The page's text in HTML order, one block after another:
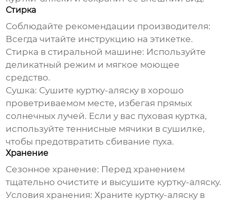
Стирка
Соблюдайте рекомендации производителя:
Всегда читайте инструкцию на этикетке.
Стирка в стиральной машине: Используйте
деликатный режим и мягкое моющее
средство.
Сушка: Сушите куртку-аляску в хорошо
проветриваемом месте, избегая прямых
солнечных лучей. Если у вас пуховая куртка,
используйте теннисные мячики в сушилке,
чтобы предотвратить сбивание пуха.
Хранение
Сезонное хранение: Перед хранением
тщательно очистите и высушите куртку-аляску.
Условия хранения: Храните куртку-аляску в